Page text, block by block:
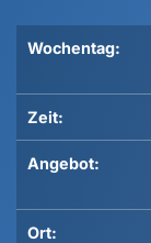
Wochentag:
Zeit:
Angebot:
Ort: